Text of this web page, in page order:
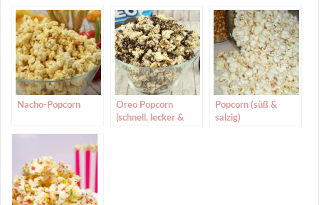
Nacho-Popcorn
Oreo Popcorn
|schnell, lecker &
Popcorn (süß &
salzig)